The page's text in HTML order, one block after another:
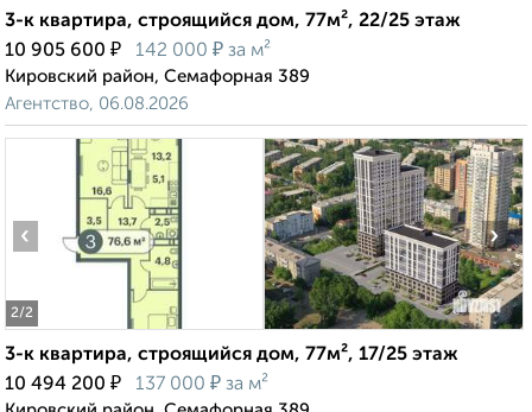
3-к квартира, строящийся дом, 77м², 22/25 этаж
10 905 600 ₽ 142 000 ₽ за м²
Кировский район, Семафорная 389
Агентство, 06.08.2026
2/2
‹ ›
3-к квартира, строящийся дом, 77м², 17/25 этаж
10 494 200 ₽ 137 000 ₽ за м²